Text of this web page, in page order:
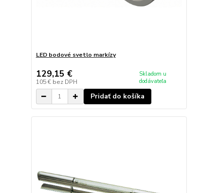
LED bodové svetlo markízy
129,15 €
105 € bez DPH
Skladom u
dodávateľa
Pridať do košíka